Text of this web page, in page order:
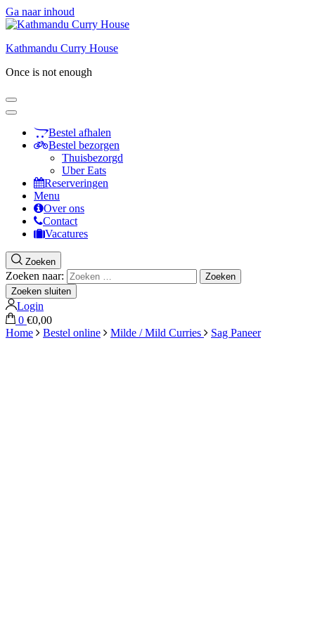
Ga naar inhoud
Kathmandu Curry House
Once is not enough
Bestel afhalen
Bestel bezorgen
Thuisbezorgd
Uber Eats
Reserveringen
Menu
Over ons
Contact
Vacatures
Zoeken
Zoeken naar:
Zoeken sluiten
Login
0 €0,00
Home
Bestel online Milde / Mild Curries Sag Paneer